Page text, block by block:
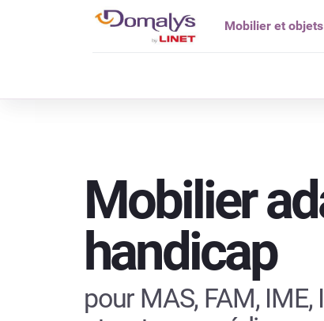
Mobilier et
Mobilier
handicap
pour MAS, FAM, IME,